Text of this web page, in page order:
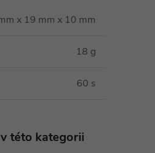
x 19 mm x 10 mm
18 g
60 s
této kategorii